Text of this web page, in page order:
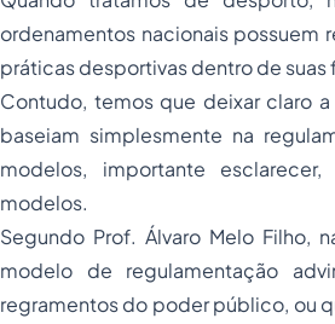
ordenamentos nacionais possuem
práticas desportivas dentro de suas
Contudo, temos que deixar claro
baseiam simplesmente na
modelos, importante
modelos.
Segundo Prof. Álvaro Melo Filho,
modelo de regulamentação
regramentos do poder público, ou